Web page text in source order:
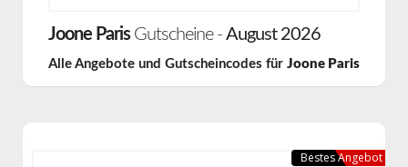
Joone ParisGutscheine - August 2026
Alle Angebote und Gutscheincodes für Joone Paris
Bestes Angebot